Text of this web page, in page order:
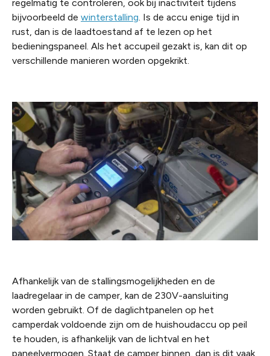
regelmatig te controleren, ook bij inactiviteit tijdens
bijvoorbeeld de winterstalling. Is de accu enige tijd in
rust, dan is de laadtoestand af te lezen op het
bedieningspaneel. Als het accupeil gezakt is, kan dit op
verschillende manieren worden opgekrikt.
Afhankelijk van de stallingsmogelijkheden en de
laadregelaar in de camper, kan de 230V­-aansluiting
worden gebruikt. Of de daglichtpanelen op het
camperdak voldoende zijn om de huishoudaccu op peil
te houden, is afhankelijk van de lichtval en het
paneelvermogen. Staat de camper binnen, dan is dit vaak